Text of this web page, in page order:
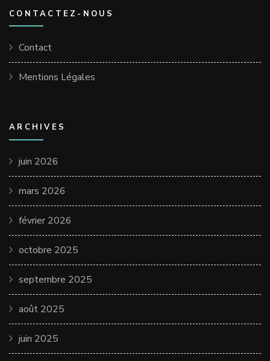
CONTACTEZ-NOUS
Contact
Mentions Légales
ARCHIVES
juin 2026
mars 2026
février 2026
octobre 2025
septembre 2025
août 2025
juin 2025